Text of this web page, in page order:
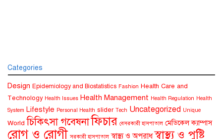
Categories
Design Epidemiology and Biostatistics Fashion Health Care and
Technology Health Issues Health Management Health Regulation Health
System Lifestyle Personal Health slider Tech Uncategorized Unique
World চিকিৎসা গবেষনাফিচার বেসরকারী হাসপাতাল মেডিকেল ক্যাম্পাস
রোগ ও রোগী সরকারী হাসপাতাল স্বাস্থ্য ও অপরাধ স্বাস্থ্য ও পুষ্টি